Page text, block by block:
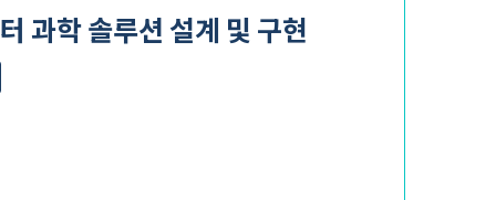
학 솔루션 설계 및 구현